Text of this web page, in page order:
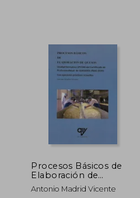
S/ 123,21 dcto.
Procesos Básicos de
Elaboración de
Quesos
Antonio Madrid Vicente